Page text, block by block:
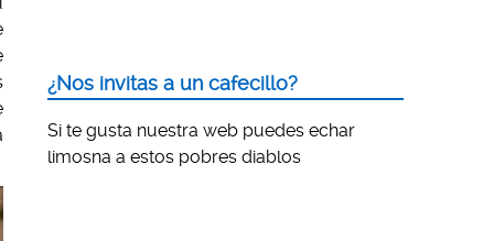
¿Nos invitas a un cafecillo?
Si te gusta nuestra web puedes echar
limosna a estos pobres diablos